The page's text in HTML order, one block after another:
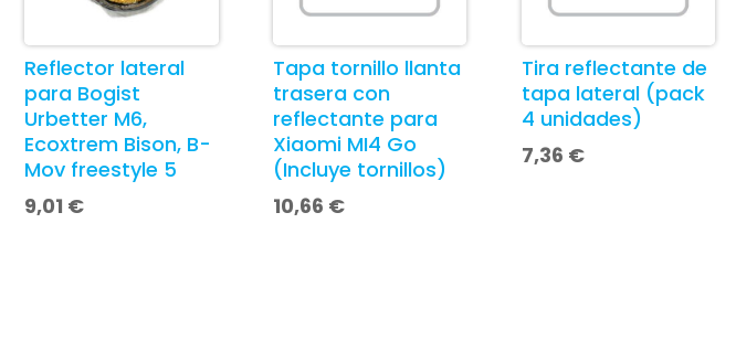
Reflector lateral
para Bogist
Urbetter M6,
Ecoxtrem Bison, B-
Mov freestyle 5
9,01 €
Tapa tornillo llanta
trasera con
reflectante para
Xiaomi MI4 Go
(Incluye tornillos)
10,66 €
Tira reflectante de
tapa lateral (pack
4 unidades)
7,36 €